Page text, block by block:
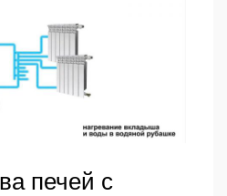
печей с